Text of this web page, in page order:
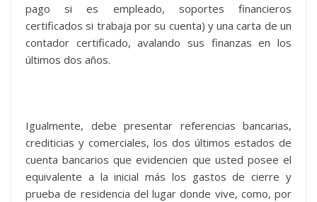
pago si es empleado, soportes financieros
certificados si trabaja por su cuenta) y una carta de un
contador certificado, avalando sus finanzas en los
últimos dos años.
Igualmente, debe presentar referencias bancarias,
crediticias y comerciales, los dos últimos estados de
cuenta bancarios que evidencien que usted posee el
equivalente a la inicial más los gastos de cierre y
prueba de residencia del lugar donde vive, como, por